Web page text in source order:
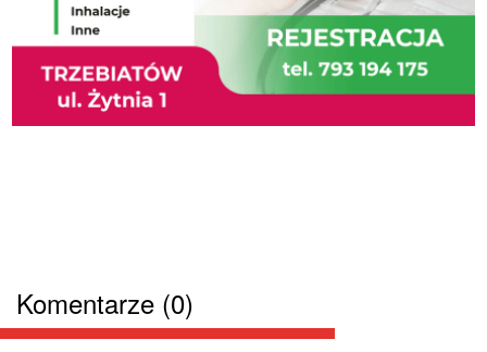
Komentarze (0)